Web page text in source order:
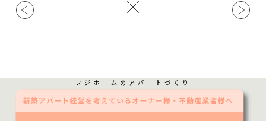
フジホームのアパートづくり